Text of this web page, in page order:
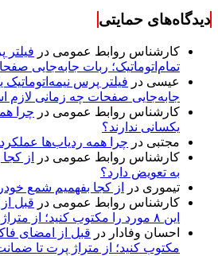
دیدگاه‌های حمایتی
کارشناس روابط عمومی در فیلتر
تمام‌اتوماتیک؛ ربات جابه‌جایی
عیسی در فیلتر پرس نیمه‌اتوماتیک
جابه‌جایی صفحات چه زمانی لازم
کارشناس روابط عمومی در چرا
یکسانی ندارند؟
مجتبی در چرا همه ردیاب‌ها
کارشناس روابط عمومی در
از
به تعویض دارد؟
تیموری در
از کجا بفهمیم شمع
کارشناس روابط عمومی در قبل
این ۸ مورد را مکتوب کنید؛ از متراژ پرت تا ضمانت نصب
احسان وفادار در
مکتوب کنید؛ از متراژ پرت تا